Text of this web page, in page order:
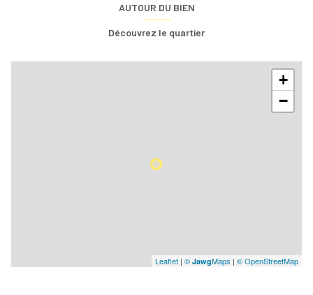
AUTOUR DU BIEN
Découvrez le quartier
+
−
Leaflet | © JawgMaps | © OpenStreetMap